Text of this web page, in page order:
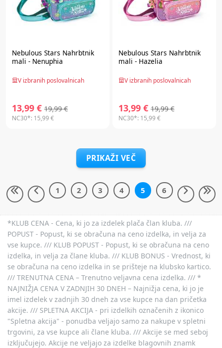
Nebulous Stars Nahrbtnik
mali - Nenuphia
V izbranih poslovalnicah
13,99 € 19,99 €
NC30*: 15,99 €
Nebulous Stars Nahrbtnik
mali - Hazelia
V izbranih poslovalnicah
13,99 € 19,99 €
NC30*: 15,99 €
PRIKAŽI VEČ
1 2 3 4 5 6
*KLUB CENA - Cena, ki jo za izdelek plača član kluba. ///
POPUST - Popust, ki se obračuna na ceno izdelka, in velja za
vse kupce. /// KLUB POPUST - Popust, ki se obračuna na ceno
izdelka, in velja za člane kluba. /// KLUB BONUS - Vrednost, ki
se obračuna na ceno izdelka in se prišteje na klubsko kartico.
/// TRENUTNA CENA – Trenutno veljavna cena izdelka. /// *
NAJNIŽJA CENA V ZADNJIH 30 DNEH – Najnižja cena, ki jo je
imel izdelek v zadnjih 30 dneh za vse kupce na dan pričetka
akcije. /// SPLETNA AKCIJA - pri izdelkih označenih z ikonico
"Spletna akcija" - ponudba veljajo samo za nakupe v spletni
trgovini, za vse kupce ali člane kluba. /// Akcije se med seboj
izključujejo. Akcije ne veljajo za izdelke blagovnih znamk